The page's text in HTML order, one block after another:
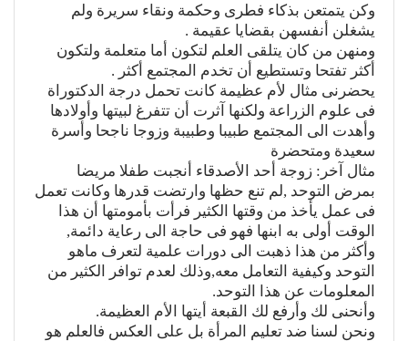
وكن يتمتعن بذكاء فطرى وحكمة ونقاء سريرة ولم
يشغلن أنفسهن بقضايا عقيمة .
ومنهن من كان يتلقى العلم لتكون أما متعلمة ولتكون
أكثر تفتحا وتستطيع أن تخدم المجتمع أكثر .
يحضرنى مثال لأم عظيمة كانت تحمل درجة الدكتوراة
فى علوم الزراعة ولكنها آثرت أن تتفرغ لبيتها وأولادها
وأهدت الى المجتمع طبيبا وطبيبة وزوجا ناجحا وأسرة
سعيدة ومتحضرة
مثال آخر: زوجة أحد الأصدقاء أنجبت طفلا مريضا
بمرض التوحد ,لم تنع حظها وارتضت قدرها وكانت تعمل
فى عمل يأخذ من وقتها الكثير فرأت بأمومتها أن هذا
الوقت أولى به ابنها فهو فى حاجة الى رعاية دائمة,
وأكثر من هذا ذهبت الى دورات علمية لتعرف ماهو
التوحد وكيفية التعامل معه,وذلك لعدم توافر الكثير من
المعلومات عن هذا التوحد.
وأنحنى لك وأرفع لك القبعة أيتها الأم العظيمة.
ونحن لسنا ضد تعليم المرأة بل على العكس فالعلم هو